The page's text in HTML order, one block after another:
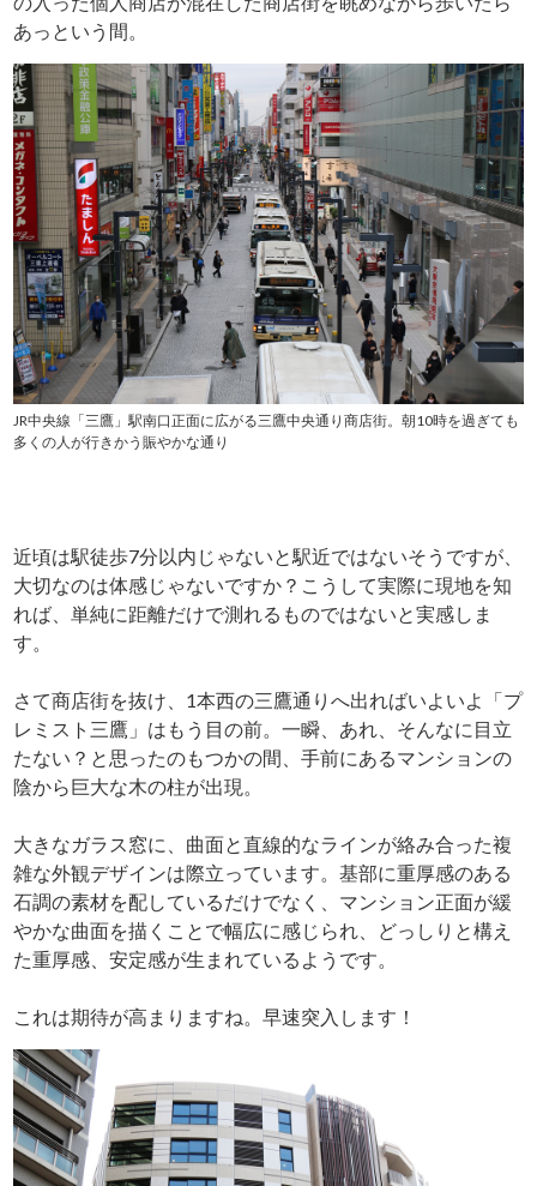
あっという間。
JR中央線「三鷹」駅南口正面に広がる三鷹中央通り商店街。朝10時を過ぎても
多くの人が行きかう賑やかな通り
近頃は駅徒歩7分以内じゃないと駅近ではないそうですが、
大切なのは体感じゃないですか？こうして実際に現地を知
れば、単純に距離だけで測れるものではないと実感しま
す。
さて商店街を抜け、1本西の三鷹通りへ出ればいよいよ「プ
レミスト三鷹」はもう目の前。一瞬、あれ、そんなに目立
たない？と思ったのもつかの間、手前にあるマンションの
陰から巨大な木の柱が出現。
大きなガラス窓に、曲面と直線的なラインが絡み合った複
雑な外観デザインは際立っています。基部に重厚感のある
石調の素材を配しているだけでなく、マンション正面が緩
やかな曲面を描くことで幅広に感じられ、どっしりと構え
た重厚感、安定感が生まれているようです。
これは期待が高まりますね。早速突入します！